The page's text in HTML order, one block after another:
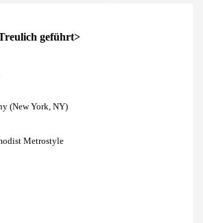
geführt>
(New York, NY)
Metrostyle